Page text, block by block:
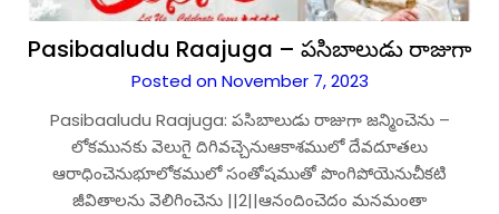
Pasibaaludu Raajuga – పసిబాలుడు రాజుగా
Posted on November 7, 2023
Pasibaaludu Raajuga: పసిబాలుడు రాజుగా జన్మించెను –
లోకమునకు వెలుగై దిగివచ్చెనుఆకాశములో దేవదూతలు
ఆరాధించెనుభూలోకములో సంతోషముతో పొంగిపోయెనుచీకటి
జీవితాలను వెలిగించెను ||2||ఆనందించెదం మనమంతా